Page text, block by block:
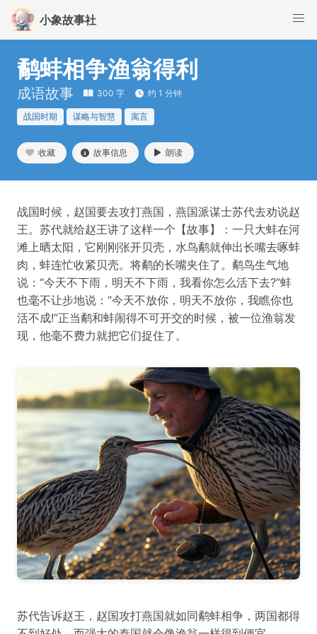
小象故事社
鹬蚌相争渔翁得利
成语故事 300 字 约 1 分钟
战国时期 谋略与智慧 寓言
收藏 故事信息 朗读
战国时候，赵国要去攻打燕国，燕国派谋士苏代去劝说赵
王。苏代就给赵王讲了这样一个【故事】：一只大蚌在河
滩上晒太阳，它刚刚张开贝壳，水鸟鹬就伸出长嘴去啄蚌
肉，蚌连忙收紧贝壳。将鹬的长嘴夹住了。鹬鸟生气地
说：“今天不下雨，明天不下雨，我看你怎么活下去?”蚌
也毫不让步地说：“今天不放你，明天不放你，我瞧你也
活不成!”正当鹬和蚌闹得不可开交的时候，被一位渔翁发
现，他毫不费力就把它们捉住了。
苏代告诉赵王，赵国攻打燕国就如同鹬蚌相争，两国都得